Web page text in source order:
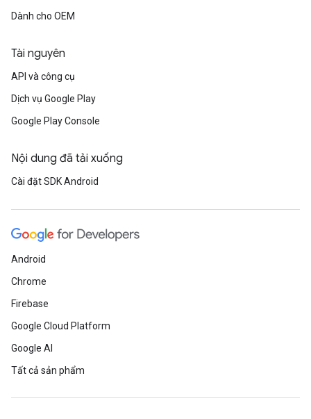
Dành cho OEM
Tài nguyên
API và công cụ
Dịch vụ Google Play
Google Play Console
Nội dung đã tải xuống
Cài đặt SDK Android
Android
Chrome
Firebase
Google Cloud Platform
Google AI
Tất cả sản phẩm